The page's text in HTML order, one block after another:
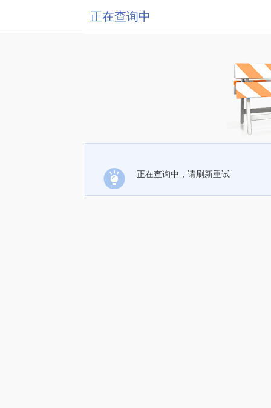
正在查询中
正在查询中，请刷新重试